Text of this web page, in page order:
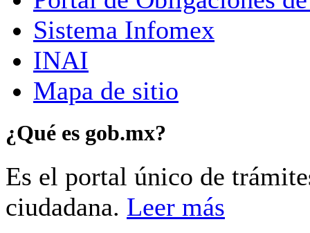
Sistema Infomex
INAI
Mapa de sitio
¿Qué es gob.mx?
Es el portal único de
ciudadana. Leer más